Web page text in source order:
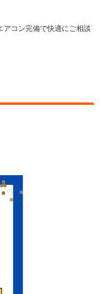
コン完備で快適にご相談